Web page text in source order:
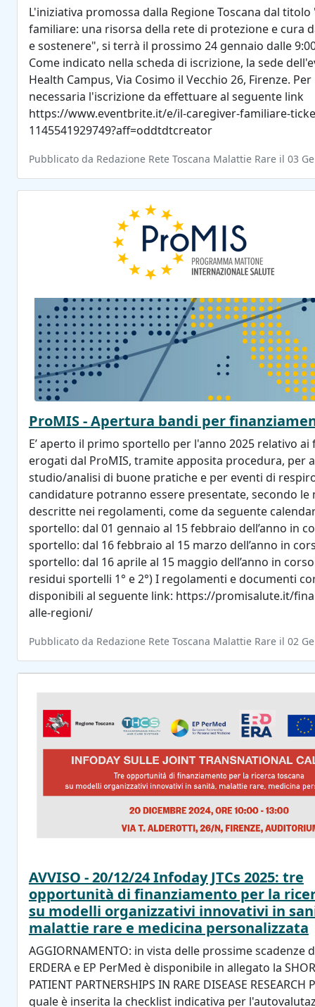
L'iniziativa promossa dalla Regione Toscana dal
familiare: una risorsa della rete di protezione e cura
e sostenere", si terrà il prossimo 24 gennaio dalle
Come indicato nella scheda di iscrizione, la sede
Health Campus, Via Cosimo il Vecchio 26, Firenze.
necessaria l'iscrizione da effettuare al seguente link
https://www.eventbrite.it/e/il-caregiver-familiare-
1145541929749?aff=oddtdtcreator
Pubblicato da Redazione Rete Toscana Malattie Rare il 03
ProMIS - Apertura bandi per
E’ aperto il primo sportello per l'anno 2025 relativo
erogati dal ProMIS, tramite apposita procedura, per
studio/analisi di buone pratiche e per eventi di
candidature potranno essere presentate, secondo le
descritte nei regolamenti, come da seguente
sportello: dal 01 gennaio al 15 febbraio dell’anno in
sportello: dal 16 febbraio al 15 marzo dell’anno in
sportello: dal 16 aprile al 15 maggio dell’anno in
residui sportelli 1° e 2°) I regolamenti e documenti
disponibili al seguente link: https://promisalute.it/
alle-regioni/
Pubblicato da Redazione Rete Toscana Malattie Rare il 02
AVVISO - 20/12/24 Infoday JTCs 2025: tre
opportunità di finanziamento per la
su modelli organizzativi innovativi in
malattie rare e medicina personalizzata
AGGIORNAMENTO: in vista delle prossime scadenze
ERDERA e EP PerMed è disponibile in allegato la
PATIENT PARTNERSHIPS IN RARE DISEASE RESEARCH
quale è inserita la checklist indicativa per